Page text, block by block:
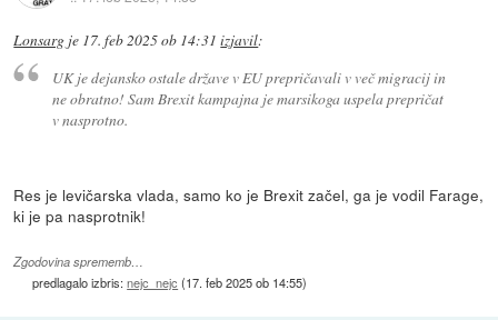
Lonsarg je 17. feb 2025 ob 14:31 izjavil:
UK je dejansko ostale države v EU prepričavali v več migracij in
ne obratno! Sam Brexit kampajna je marsikoga uspela prepričat
v nasprotno.
Res je levičarska vlada, samo ko je Brexit začel, ga je vodil Farage,
ki je pa nasprotnik!
Zgodovina sprememb…
predlagalo izbris:nejc_nejc (17. feb 2025 ob 14:55)